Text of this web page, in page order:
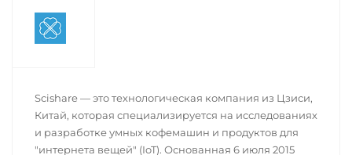
Scishare — это технологическая компания из Цзиси,
Китай, которая специализируется на исследованиях
и разработке умных кофемашин и продуктов для
"интернета вещей" (IoT). Основанная 6 июля 2015